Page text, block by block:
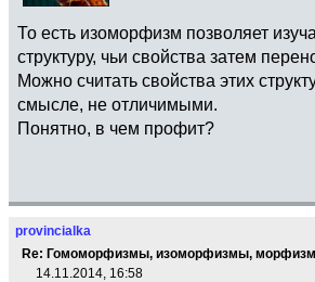
То есть изоморфизм позволяет
структуру, чьи свойства затем
Можно считать свойства этих
смысле, не отличимыми.
Понятно, в чем профит?
provincialka
Re: Гомоморфизмы, изоморфизмы,
14.11.2014, 16:58